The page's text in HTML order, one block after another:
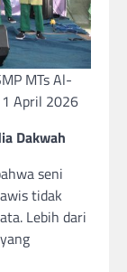
MTs Al-
April 2026
Dakwah
seni
tidak
Lebih dari